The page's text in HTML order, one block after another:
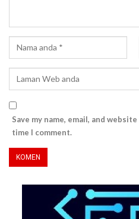
Save my name, email, and
time I comment.